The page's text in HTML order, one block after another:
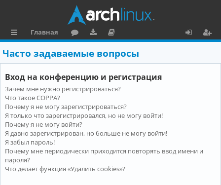
ы
л
к
и
Главная
ру
м
ру
зк
и
ку
м
е
н
та
ц
и
я
о
и
Часто задаваемые вопросы
Вход на конференцию и регистрация
Зачем мне нужно регистрироваться?
Что такое COPPA?
Почему я не могу зарегистрироваться?
Я только что зарегистрировался, но не могу войти!
Почему я не могу войти?
Я давно зарегистрирован, но больше не могу войти!
Я забыл пароль!
Почему мне периодически приходится повторять ввод имени и
пароля?
Что делает функция «Удалить cookies»?